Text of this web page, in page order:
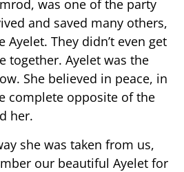
was one of the party
and saved many others,
Ayelet. They didn’t even get
together. Ayelet was the
She believed in peace, in
complete opposite of the
her.
she was taken from us,
our beautiful Ayelet for